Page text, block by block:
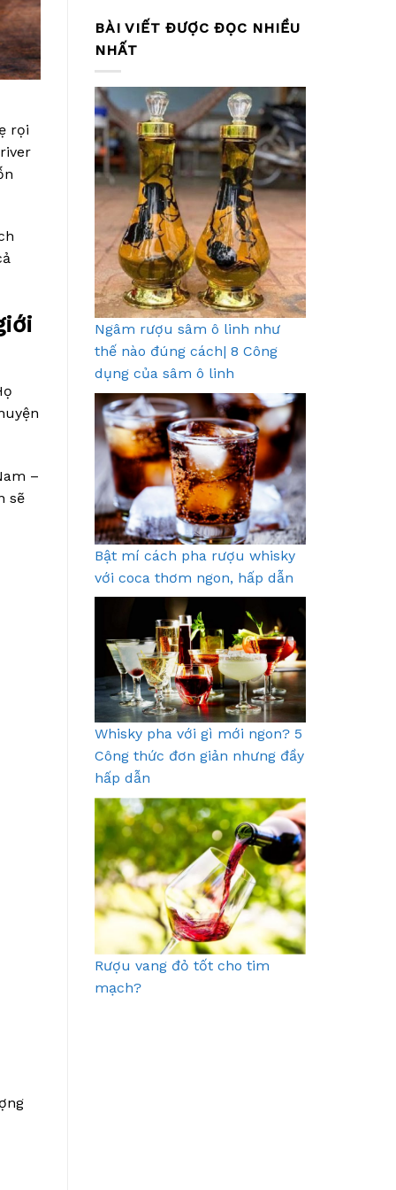
rọi
–
sẽ
BÀI VIẾT ĐƯỢC ĐỌC NHIỀU
NHẤT
Ngâm rượu sâm ô linh như
thế nào đúng cách| 8 Công
dụng của sâm ô linh
Bật mí cách pha rượu whisky
với coca thơm ngon, hấp dẫn
Whisky pha với gì mới ngon? 5
Công thức đơn giản nhưng đầy
hấp dẫn
Rượu vang đỏ tốt cho tim
mạch?